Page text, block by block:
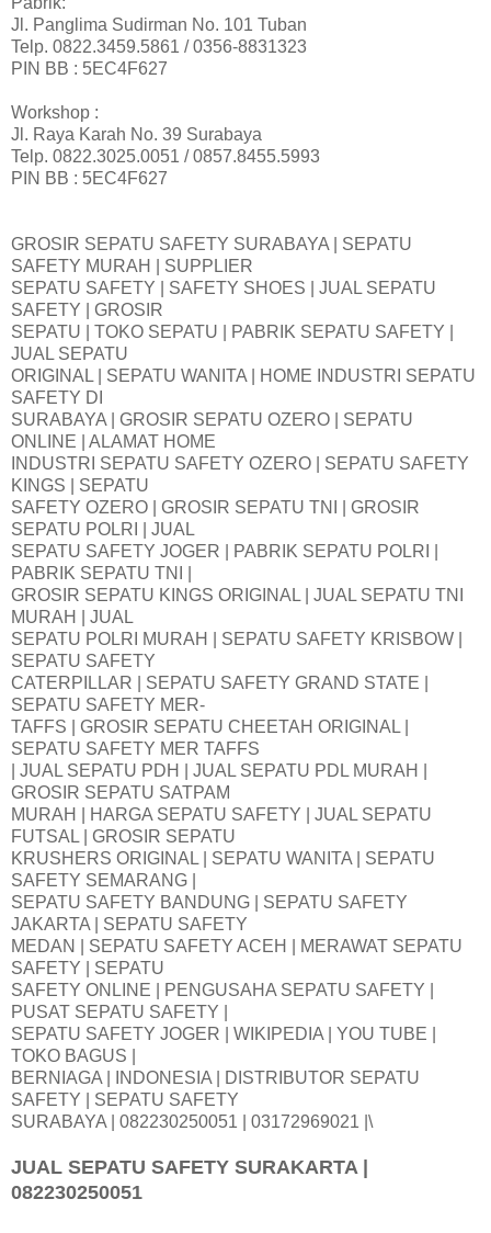
Jl. Panglima Sudirman No. 101 Tuban
Telp. 0822.3459.5861 / 0356-8831323
PIN BB : 5EC4F627
Workshop :
Jl. Raya Karah No. 39 Surabaya
Telp. 0822.3025.0051 / 0857.8455.5993
PIN BB : 5EC4F627
GROSIR SEPATU SAFETY SURABAYA | SEPATU
SAFETY MURAH | SUPPLIER
SEPATU SAFETY | SAFETY SHOES | JUAL SEPATU
SAFETY | GROSIR
SEPATU | TOKO SEPATU | PABRIK SEPATU SAFETY |
JUAL SEPATU
ORIGINAL | SEPATU WANITA | HOME INDUSTRI SEPATU
SAFETY DI
SURABAYA | GROSIR SEPATU OZERO | SEPATU
ONLINE | ALAMAT HOME
INDUSTRI SEPATU SAFETY OZERO | SEPATU SAFETY
KINGS | SEPATU
SAFETY OZERO | GROSIR SEPATU TNI | GROSIR
SEPATU POLRI | JUAL
SEPATU SAFETY JOGER | PABRIK SEPATU POLRI |
PABRIK SEPATU TNI |
GROSIR SEPATU KINGS ORIGINAL | JUAL SEPATU TNI
MURAH | JUAL
SEPATU POLRI MURAH | SEPATU SAFETY KRISBOW |
SEPATU SAFETY
CATERPILLAR | SEPATU SAFETY GRAND STATE |
SEPATU SAFETY MER-
TAFFS | GROSIR SEPATU CHEETAH ORIGINAL |
SEPATU SAFETY MER TAFFS
| JUAL SEPATU PDH | JUAL SEPATU PDL MURAH |
GROSIR SEPATU SATPAM
MURAH | HARGA SEPATU SAFETY | JUAL SEPATU
FUTSAL | GROSIR SEPATU
KRUSHERS ORIGINAL | SEPATU WANITA | SEPATU
SAFETY SEMARANG |
SEPATU SAFETY BANDUNG | SEPATU SAFETY
JAKARTA | SEPATU SAFETY
MEDAN | SEPATU SAFETY ACEH | MERAWAT SEPATU
SAFETY | SEPATU
SAFETY ONLINE | PENGUSAHA SEPATU SAFETY |
PUSAT SEPATU SAFETY |
SEPATU SAFETY JOGER | WIKIPEDIA | YOU TUBE |
TOKO BAGUS |
BERNIAGA | INDONESIA | DISTRIBUTOR SEPATU
SAFETY | SEPATU SAFETY
SURABAYA | 082230250051 | 03172969021 |\
JUAL SEPATU SAFETY SURAKARTA |
082230250051